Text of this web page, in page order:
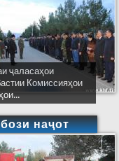
ҷаласаҳои
Комиссияҳои
наҷот